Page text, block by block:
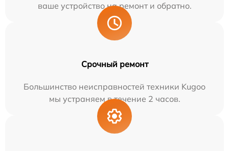
ваше устройство на ремонт и обратно.
Срочный ремонт
Большинство неисправностей техники Kugoo
мы устраняем в течение 2 часов.